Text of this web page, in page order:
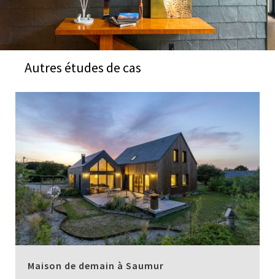
Autres études de cas
Maison de demain à Saumur